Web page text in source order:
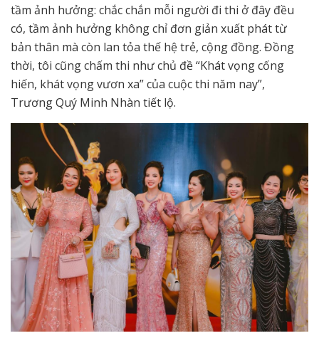
tầm ảnh hưởng: chắc chắn mỗi người đi thi ở đây đều
có, tầm ảnh hưởng không chỉ đơn giản xuất phát từ
bản thân mà còn lan tỏa thế hệ trẻ, cộng đồng. Đồng
thời, tôi cũng chấm thi như chủ đề “Khát vọng cống
hiến, khát vọng vươn xa” của cuộc thi năm nay”,
Trương Quý Minh Nhàn tiết lộ.